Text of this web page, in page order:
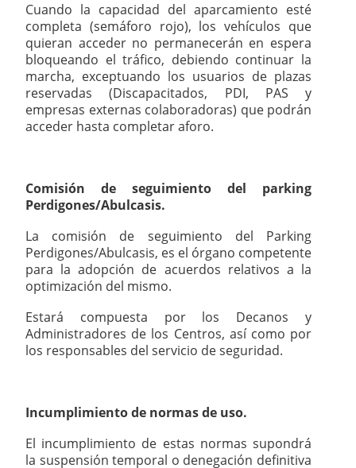
Cuando la capacidad del aparcamiento esté
completa (semáforo rojo), los vehículos que
quieran acceder no permanecerán en espera
bloqueando el tráfico, debiendo continuar la
marcha, exceptuando los usuarios de plazas
reservadas (Discapacitados, PDI, PAS y
empresas externas colaboradoras) que podrán
acceder hasta completar aforo.
Comisión de seguimiento del parking
Perdigones/Abulcasis.
La comisión de seguimiento del Parking
Perdigones/Abulcasis, es el órgano competente
para la adopción de acuerdos relativos a la
optimización del mismo.
Estará compuesta por los Decanos y
Administradores de los Centros, así como por
los responsables del servicio de seguridad.
Incumplimiento de normas de uso.
El incumplimiento de estas normas supondrá
la suspensión temporal o denegación definitiva